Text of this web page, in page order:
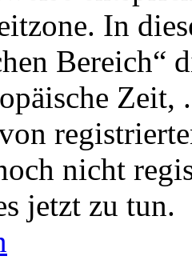
In
Bereich“
Zeit,
nicht
jetzt zu tun.